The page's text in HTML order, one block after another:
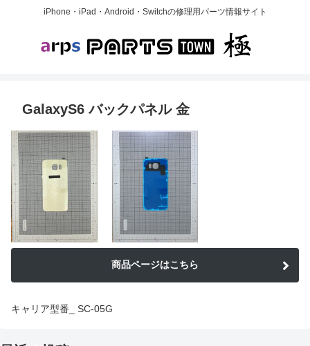
iPhone・iPad・Android・Switchの修理用パーツ情報サイト
GalaxyS6 バックパネル 金
商品ページはこちら
キャリア型番_ SC-05G